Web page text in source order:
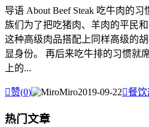
导语 About Beef Steak 吃牛肉的
族们为了把吃猪肉、羊肉的平民
这种高级肉品搭配上同样高级的
显身份。 再后来吃牛排的习惯就
上的...
赞(0) Miro2019-09-22餐饮
热门文章